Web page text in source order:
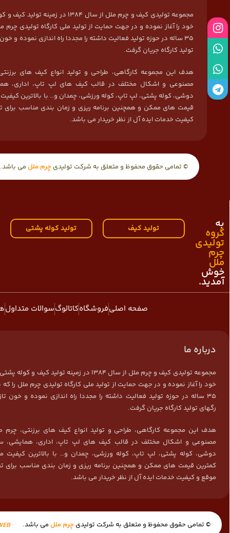
مجموعه تولیدی کیف و چرم ملل از سال 1384 در
خود را آغاز نموده و در جهت حمایت از تولید ملی کارگاه تولیدی چرم
35 ساله در حوزه تولید فعالیت داشته را مجددا راه اندازی نموده و
تولید کارگاه جریان گرفت.
هدف این مجموعه کارگاهی، طراحی و تولید انواع کیف های
مصنوعی و اشکال مختلف در قالب کیف های لپ تاپ، اداری،
دوشی، کوله پشتی، لپ تاپ، کوله ورزشی، چمدان و… با بالاترین
قیمت های ممکن و همچنین برنامه ریزی و زمان بندی مناسب برای
کیفیت خدمات ایده آل از نظر خریدار می باشد.
© تمامی حقوق محفوظ و متعلق به شرکت تولیدی چرم ملل می باشد.
به
گروه
تولیدی
چرم
ملل
خوش
آمدید.
تولید کیف تولید کوله پشتی
صفحه اصلیفروشگاهکاتالوگسوالات متداول
درباره ما
مجموعه تولیدی کیف و چرم ملل از سال 1384 در زمینه تولید کیف و
خود را آغاز نموده و در جهت حمایت از تولید ملی کارگاه تولیدی چرم ملل را که
35 ساله در حوزه تولید فعالیت داشته را مجددا راه اندازی نموده و خون
رگهای تولید کارگاه جریان گرفت.
هدف این مجموعه کارگاهی، طراحی و تولید انواع کیف های برزنتی، چرم
مصنوعی و اشکال مختلف در قالب کیف های لپ تاپ، اداری، همایشی،
دوشی، کوله پشتی، لپ تاپ، کوله ورزشی، چمدان و… با بالاترین کیفیت
کمترین قیمت های ممکن و همچنین برنامه ریزی و زمان بندی مناسب برای
موقع و کیفیت خدمات ایده آل از نظر خریدار می باشد.
© تمامی حقوق محفوظ و متعلق به شرکت تولیدی چرم ملل می باشد.